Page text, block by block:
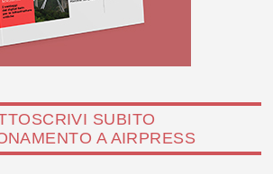
SUBITO
A AIRPRESS